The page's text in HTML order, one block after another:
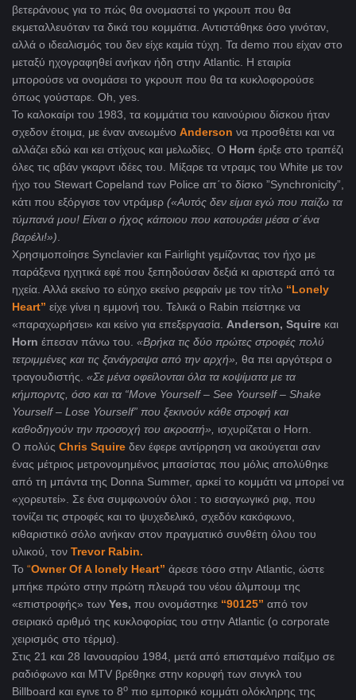
βετεράνους για το πώς θα ονομαστεί το γκρουπ που θα
εκμεταλλευόταν τα δικά του κομμάτια. Αντιστάθηκε όσο γινόταν,
αλλά ο ιδεαλισμός του δεν είχε καμία τύχη. Τα demo που είχαν στο
μεταξύ ηχογραφηθεί ανήκαν ήδη στην Atlantic. Η εταιρία
μπορούσε να ονομάσει το γκρουπ που θα τα κυκλοφορούσε
όπως γούσταρε. Oh, yes.
Το καλοκαίρι του 1983, τα κομμάτια του καινούριου δίσκου ήταν
σχεδον έτοιμα, με έναν ανεωμένο Anderson να προσθέτει και να
αλλάζει εδώ και κει στίχους και μελωδίες. Ο Horn έριξε στο τραπέζι
όλες τις αβάν γκαρντ ιδέες του. Μίξαρε τα ντραμς του White με τον
ήχο του Stewart Copeland των Police απ΄το δίσκο ”Synchronicity”,
κάτι που εξόργισε τον ντράμερ («Αυτός δεν είμαι εγώ που παίζω τα
τύμπανά μου! Είναι ο ήχος κάποιου που κατουράει μέσα σ΄ένα
βαρέλι!»).
Χρησιμοποίησε Synclavier και Fairlight γεμίζοντας τον ήχο με
παράξενα ηχητικά εφέ που ξεπηδούσαν δεξιά κι αριστερά από τα
ηχεία. Αλλά εκείνο το εύηχο εκείνο ρεφραίν με τον τίτλο “Lonely
Heart” είχε γίνει η εμμονή του. Τελικά ο Rabin πείστηκε να
«παραχωρήσει» και κείνο για επεξεργασία. Anderson, Squire και
Horn έπεσαν πάνω του. «Βρήκα τις δύο πρώτες στροφές πολύ
τετριμμένες και τις ξανάγραψα από την αρχή», θα πει αργότερα ο
τραγουδιστής. «Σε μένα οφείλονται όλα τα κοψίματα με τα
κήμπορντς, όσο και τα “Move Yourself– See Yourself– Shake
Yourself– Lose Yourself” που ξεκινούν κάθε στροφή και
καθοδηγούν την προσοχή του ακροατή», ισχυρίζεται ο Horn.
Ο πολύς Chris Squire δεν έφερε αντίρρηση να ακούγεται σαν
ένας μέτριος μετρονομημένος μπασίστας που μόλις απολύθηκε
από τη μπάντα της Donna Summer, αρκεί το κομμάτι να μπορεί να
«χορευτεί». Σε ένα συμφωνούν όλοι : το εισαγωγικό ριφ, που
τονίζει τις στροφές και το ψυχεδελικό, σχεδόν κακόφωνο,
κιθαριστικό σόλο ανήκαν στον πραγματικό συνθέτη όλου του
υλικού, τον Trevor Rabin.
Το “OwnerOf A lonely Heart” άρεσε τόσο στην Atlantic, ώστε
μπήκε πρώτο στην πρώτη πλευρά του νέου άλμπουμ της
«επιστροφής» των Yes, που ονομάστηκε “90125” από τον
σειριακό αριθμό της κυκλοφορίας του στην Atlantic (ο corporate
χειρισμός στο τέρμα).
Στις 21 και 28 Ιανουαρίου 1984, μετά από επισταμένο παίξιμο σε
ραδιόφωνο και MTV βρέθηκε στην κορυφή των σινγκλ του
Billboard και εγινε το 8ο πιο εμπορικό κομμάτι ολόκληρης της